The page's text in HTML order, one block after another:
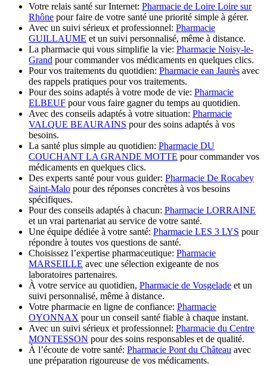
Votre relais santé sur Internet: Pharmacie de Loire Loire sur
Rhône pour faire de votre santé une priorité simple à gérer.
Avec un suivi sérieux et professionnel: Pharmacie
GUILLAUME et un suivi personnalisé, même à distance.
La pharmacie qui vous simplifie la vie: Pharmacie Noisy-le-
Grand pour commander vos médicaments en quelques clics.
Pour vos traitements du quotidien: Pharmacie ean Jaurès avec
des rappels pratiques pour vos traitements.
Pour des soins adaptés à votre mode de vie: Pharmacie
ELBEUF pour vous faire gagner du temps au quotidien.
Avec des conseils adaptés à votre situation: Pharmacie
VALQUE BEAURAINS pour des soins adaptés à vos
besoins.
La santé plus simple au quotidien: Pharmacie DU
COUCHANT LA GRANDE MOTTE pour commander vos
médicaments en quelques clics.
Des experts santé pour vous guider: Pharmacie De Rocabey
Saint-Malo pour des réponses concrètes à vos besoins
spécifiques.
Pour des conseils adaptés à chacun: Pharmacie LORRAINE
et un vrai partenariat au service de votre santé.
Une équipe dédiée à votre santé: Pharmacie LES 3 LYS pour
répondre à toutes vos questions de santé.
Choisissez l’expertise pharmaceutique: Pharmacie
MARSEILLE avec une sélection exigeante de nos
laboratoires partenaires.
À votre service au quotidien, Pharmacie de Vosgelade et un
suivi personnalisé, même à distance.
Votre pharmacie en ligne de confiance: Pharmacie
OYONNAX pour un conseil santé fiable à chaque instant.
Avec un suivi sérieux et professionnel: Pharmacie du Centre
MONTESSON pour des soins responsables et de qualité.
À l’écoute de votre santé: Pharmacie Pont du Château avec
une préparation rigoureuse de vos médicaments.